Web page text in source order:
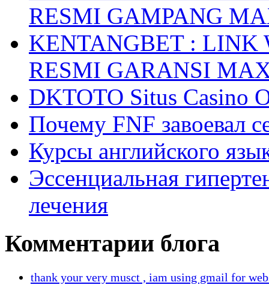
RESMI GAMPANG
KENTANGBET : LINK
RESMI GARANSI
DKTOTO Situs Casino
Почему FNF завоевал
Курсы английского
Эссенциальная
лечения
Комментарии блога
thank your very musct , iam using gmail for